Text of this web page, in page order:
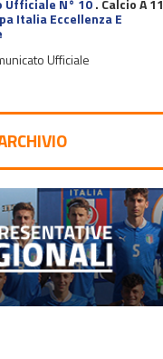
Ufficiale N° 10. Calcio A 11
Italia Eccellenza E
Ufficiale